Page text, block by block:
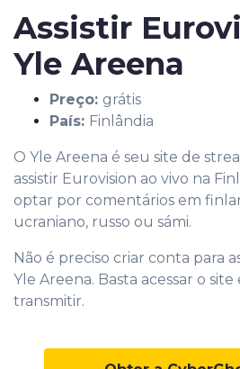
Assistir
Yle Areena
Preço: grátis
País: Finlândia
O Yle Areena é seu site de
assistir Eurovision ao vivo na
optar por comentários em
ucraniano, russo ou sámi.
Não é preciso criar conta para
Yle Areena. Basta acessar o
transmitir.